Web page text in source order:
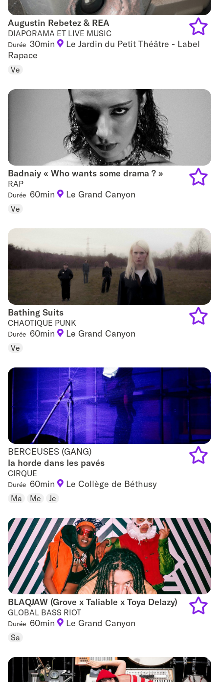
Augustin Rebetez & REA
Augustin Rebetez & REA
DIAPORAMA ET LIVE MUSIC
Durée 30min
Le Jardin du Petit Théâtre - Label
Rapace
Ve
Add
Badnaiy « Who wants some drama ? »
Badnaiy « Who wants some drama ? »
RAP
Durée 60min Le Grand Canyon
Ve
Bathing Suits
Bathing Suits
CHAOTIQUE PUNK
Durée 60min Le Grand Canyon
Ve
BERCEUSES (GANG)
BERCEUSES (GANG)
la horde dans les pavés
CIRQUE
Durée 60min Le Collège de Béthusy
Ma Me Je
BLAQJAW (Grove x Taliable x Toya Delazy)
BLAQJAW (Grove x Taliable x Toya Delazy)
GLOBAL BASS RIOT
Durée 60min Le Grand Canyon
Sa